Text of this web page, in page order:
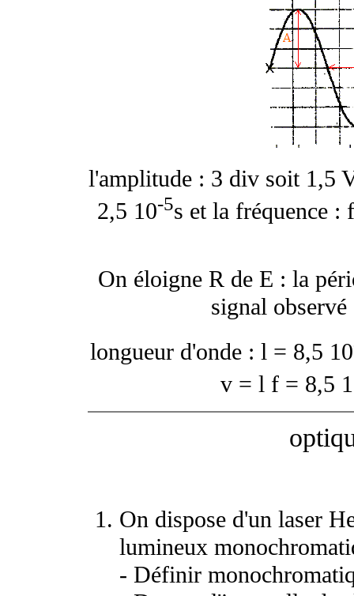
l'amplitude : 3 div soit 1,5
2,5 10-5s et la fréquence
On éloigne R de E : la
signal
longueur d'onde : l = 8,5 10
v = lf = 8,5
On dispose d'un laser
lumineux
- Définir